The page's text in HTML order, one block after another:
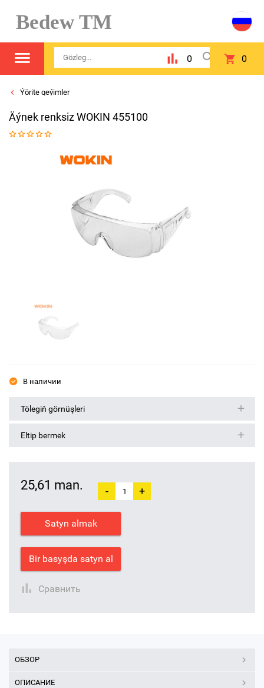
Bedew TM
0 0
Ýörite geýimler
Äýnek renksiz WOKIN 455100
В наличии
Tölegiň görnüşleri
Eltip bermek
25,61 man. - +
Satyn almak
Bir basyşda satyn al
Сравнить
ОБЗОР
ОПИСАНИЕ